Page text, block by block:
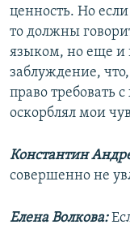
ценность. Но
то должны
языком, но еще и
заблуждение,
право требовать
оскорблял мои
Константин
совершенно не
Елена Волкова: